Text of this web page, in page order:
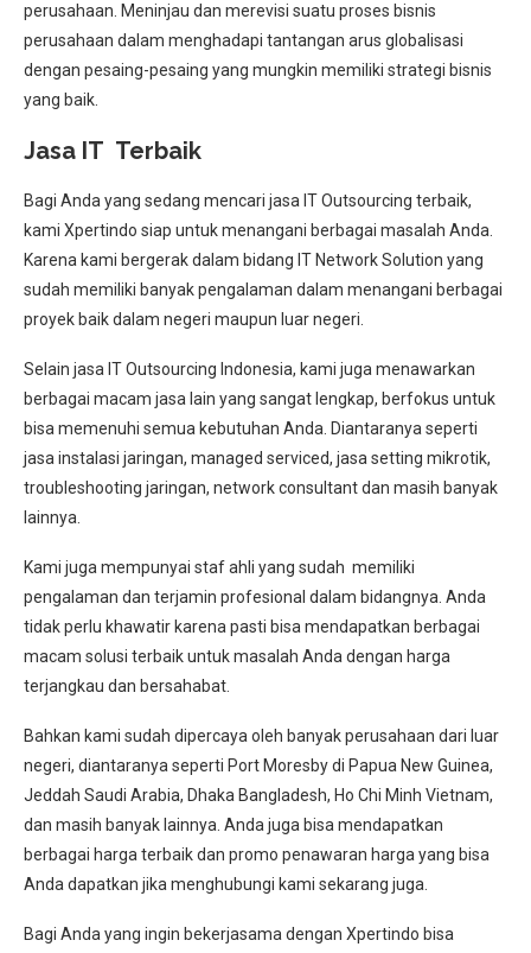
perusahaan. Meninjau dan merevisi suatu proses bisnis
perusahaan dalam menghadapi tantangan arus globalisasi
dengan pesaing-pesaing yang mungkin memiliki strategi bisnis
yang baik.
Jasa IT Terbaik
Bagi Anda yang sedang mencari jasa IT Outsourcing terbaik,
kami Xpertindo siap untuk menangani berbagai masalah Anda.
Karena kami bergerak dalam bidang IT Network Solution yang
sudah memiliki banyak pengalaman dalam menangani berbagai
proyek baik dalam negeri maupun luar negeri.
Selain jasa IT Outsourcing Indonesia, kami juga menawarkan
berbagai macam jasa lain yang sangat lengkap, berfokus untuk
bisa memenuhi semua kebutuhan Anda. Diantaranya seperti
jasa instalasi jaringan, managed serviced, jasa setting mikrotik,
troubleshooting jaringan, network consultant dan masih banyak
lainnya.
Kami juga mempunyai staf ahli yang sudah memiliki
pengalaman dan terjamin profesional dalam bidangnya. Anda
tidak perlu khawatir karena pasti bisa mendapatkan berbagai
macam solusi terbaik untuk masalah Anda dengan harga
terjangkau dan bersahabat.
Bahkan kami sudah dipercaya oleh banyak perusahaan dari luar
negeri, diantaranya seperti Port Moresby di Papua New Guinea,
Jeddah Saudi Arabia, Dhaka Bangladesh, Ho Chi Minh Vietnam,
dan masih banyak lainnya. Anda juga bisa mendapatkan
berbagai harga terbaik dan promo penawaran harga yang bisa
Anda dapatkan jika menghubungi kami sekarang juga.
Bagi Anda yang ingin bekerjasama dengan Xpertindo bisa